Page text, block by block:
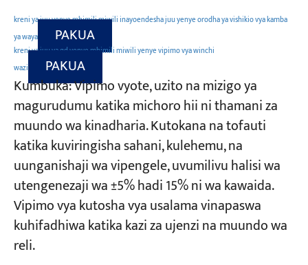
kreni ya juu yenye mhimili miwili inayoendesha juu yenye orodha ya vishikio vya kamba
ya waya
PAKUA
kreni ya juu ya qd yenye mhimili miwili yenye vipimo vya winchi
wazi
PAKUA
Kumbuka: Vipimo vyote, uzito na mizigo ya
magurudumu katika michoro hii ni thamani za
muundo wa kinadharia. Kutokana na tofauti
katika kuviringisha sahani, kulehemu, na
uunganishaji wa vipengele, uvumilivu halisi wa
utengenezaji wa ±5% hadi 15% ni wa kawaida.
Vipimo vya kutosha vya usalama vinapaswa
kuhifadhiwa katika kazi za ujenzi na muundo wa
reli.